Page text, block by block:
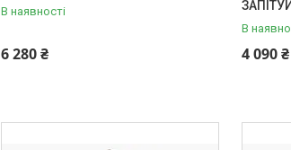
В наявності
6 280 ₴
В
4 090 ₴